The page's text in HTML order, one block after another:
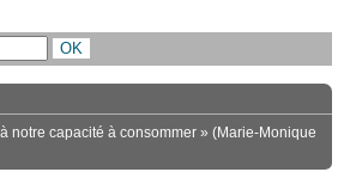
notre capacité à consommer » (Marie-Monique